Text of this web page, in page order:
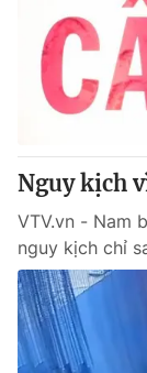
Cơ quan chủ
Cơ quan báo chí:
Giấy phép hoạt
Tổng Biên tập:
Phó Tổng Biên
Tổng đài VTV:
Ðiện thoại Thời
Email:
Liên hệ quảng
Nguy kịch
VTV.vn - Nam
nguy kịch chỉ